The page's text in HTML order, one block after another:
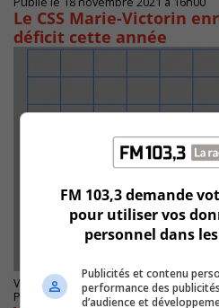
Le CSS Marie-Victorin
déficit cette année
VARENNES
Publié le 27 octobre 2021 à 12h00
FM 103,3 demande
pour utiliser vos
personnel dans
Publicités et contenu
performance des
d’audience et